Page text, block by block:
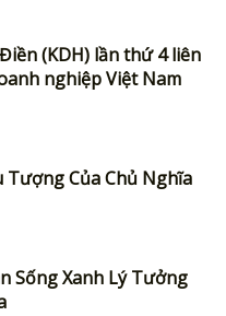
(KDH) lần thứ 4 liên
nghiệp Việt Nam
Tượng Của Chủ Nghĩa
Sống Xanh Lý Tưởng